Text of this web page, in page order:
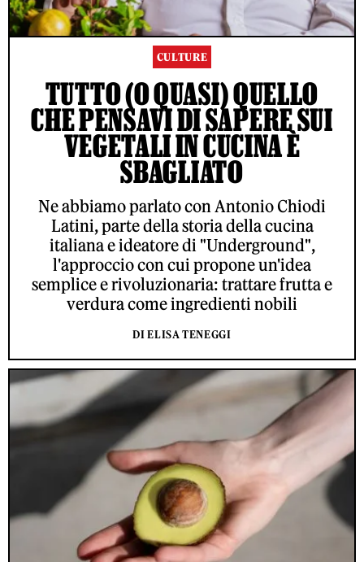
CULTURE
TUTTO (O QUASI) QUELLO
CHE PENSAVI DI SAPERE SUI
VEGETALI IN CUCINA È
SBAGLIATO
Ne abbiamo parlato con Antonio Chiodi
Latini, parte della storia della cucina
italiana e ideatore di "Underground",
l'approccio con cui propone un'idea
semplice e rivoluzionaria: trattare frutta e
verdura come ingredienti nobili
DI ELISA TENEGGI